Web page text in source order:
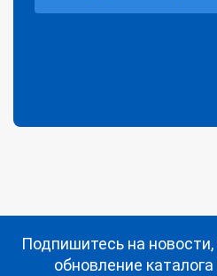
Подпишитесь на
обновление